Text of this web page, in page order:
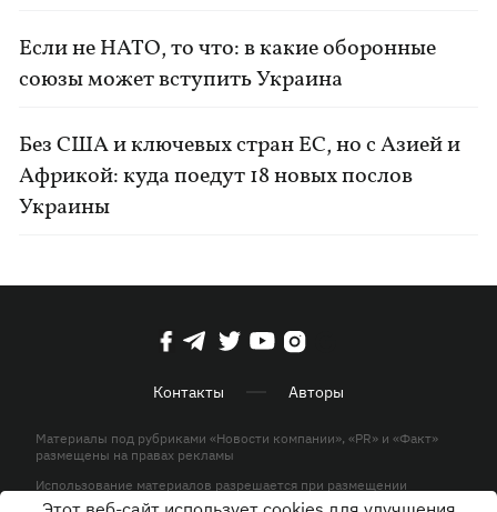
Если не НАТО, то что: в какие оборонные
союзы может вступить Украина
Без США и ключевых стран ЕС, но с Азией и
Африкой: куда поедут 18 новых послов
Украины
Контакты Авторы
Материалы под рубриками «Новости компании», «PR» и «Факт»
размещены на правах рекламы
Использование материалов разрешается при размещении
активной гиперссылки на KP.UA в первом абзаце.